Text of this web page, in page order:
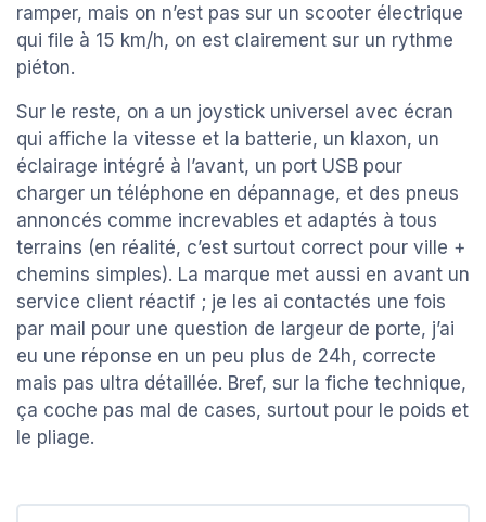
ramper, mais on n’est pas sur un scooter électrique
qui file à 15 km/h, on est clairement sur un rythme
piéton.
Sur le reste, on a un joystick universel avec écran
qui affiche la vitesse et la batterie, un klaxon, un
éclairage intégré à l’avant, un port USB pour
charger un téléphone en dépannage, et des pneus
annoncés comme increvables et adaptés à tous
terrains (en réalité, c’est surtout correct pour ville +
chemins simples). La marque met aussi en avant un
service client réactif ; je les ai contactés une fois
par mail pour une question de largeur de porte, j’ai
eu une réponse en un peu plus de 24h, correcte
mais pas ultra détaillée. Bref, sur la fiche technique,
ça coche pas mal de cases, surtout pour le poids et
le pliage.